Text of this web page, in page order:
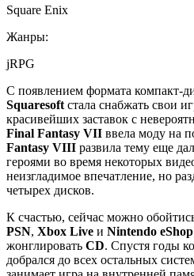
Square Enix
Жанры:
jRPG
С появлением формата компакт-
Squaresoft стала снабжать свои
красивейших заставок с
Final Fantasy VII ввела моду на
Fantasy VIII развила тему еще
героями во время некоторых
неизгладимое впечатление, но
четырех дисков.
К счастью, сейчас можно
PSN, Xbox Live и Nintendo eShop
жонглировать CD. Спустя годы
добрался до всех остальных